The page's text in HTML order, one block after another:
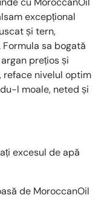
excepțional
și tern,
sa bogată
prețios și
nivelul optim
l moale, neted și
excesul de apă
de MoroccanOil